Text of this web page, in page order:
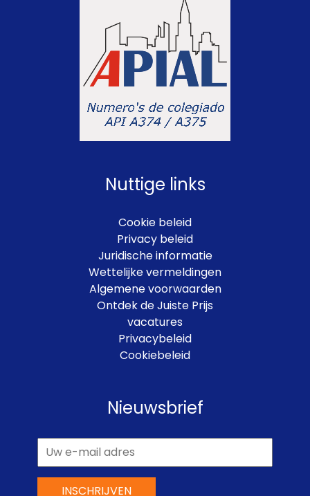
Nuttige links
Cookie beleid
Privacy beleid
Juridische informatie
Wettelijke vermeldingen
Algemene voorwaarden
Ontdek de Juiste Prijs
vacatures
Privacybeleid
Cookiebeleid
Nieuwsbrief
INSCHRIJVEN